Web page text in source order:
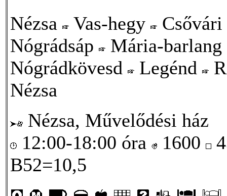
Nézsa Vas-hegy
Nógrádsáp
Mária-barlang
Nógrádkövesd
Legénd
Nézsa
Nézsa, Művelődési ház
12:00-18:00 óra
1600
B52=10,5